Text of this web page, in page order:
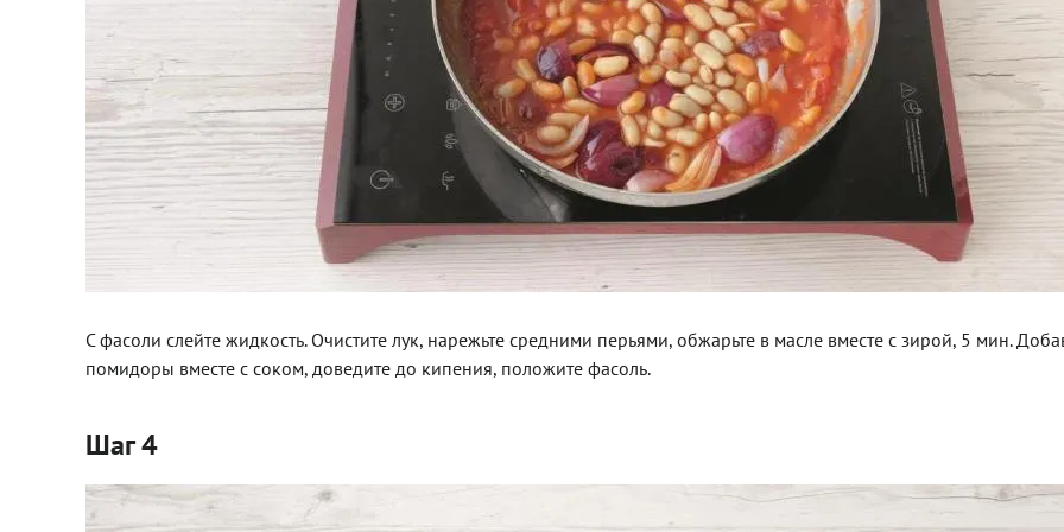
С фасоли слейте жидкость. Очистите лук, нарежьте средними перьями, обжарьте в масле вместе с зирой, 5 мин.
помидоры вместе с соком, доведите до кипения, положите фасоль.
Шаг 4